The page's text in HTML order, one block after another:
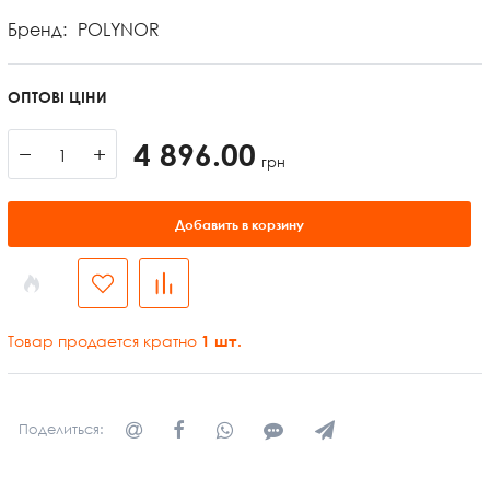
Бренд: POLYNOR
ОПТОВІ ЦІНИ
− + 4 896.00 грн
Добавить в корзину
Товар продается кратно 1 шт.
Поделиться: